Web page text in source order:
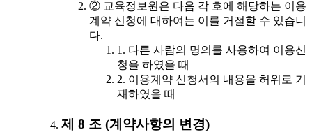
② 교육정보원은 다음 각 호에 해당하는 이용
계약 신청에 대하여는 이를 거절할 수 있습니
다.
1. 다른 사람의 명의를 사용하여 이용신
청을 하였을 때
2. 이용계약 신청서의 내용을 허위로 기
재하였을 때
제 8 조 (계약사항의 변경)